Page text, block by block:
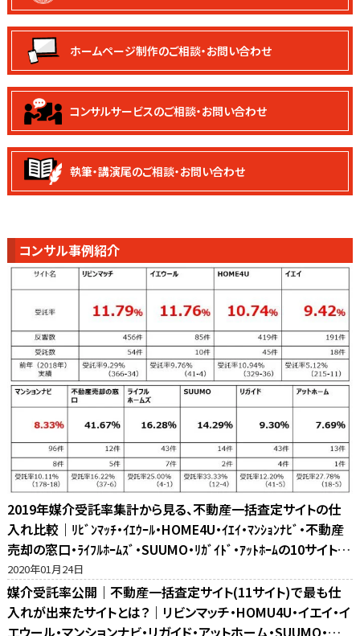
ホームページ制作のご相談・お問い合わせ
コンサルサービスのご相談・お問い合わせ
執筆・講演尾のご相談・お問い合わせ
コンサル事例紹介
2019年媒介受託率集計から見る、不動産一括査定サイトの仕
入れ比較｜ﾘﾋﾞﾝﾏｯﾁ・ｲｴｳｰﾙ・HOME4U・ｲｴｲ・ﾏﾝｼｮﾝﾅﾋﾞ・不動産
売却の窓口・ﾗｲﾌﾙﾎｰﾑｽﾞ・SUUMO・ﾘｶﾞｲﾄﾞ・ｱｯﾄﾎｰﾑの10サイト比
較
2020年01月24日
媒介受託率公開｜不動産一括査定サイト(11サイト)で最も仕
入れが出来たサイトとは？｜リビンマッチ・HOMU4U・イエイ・イ